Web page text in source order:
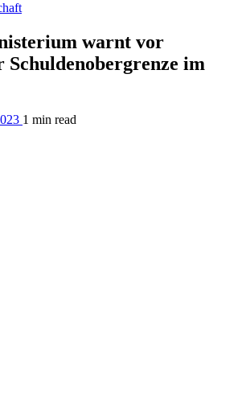
warnt vor
Schuldenobergrenze im
1 min read